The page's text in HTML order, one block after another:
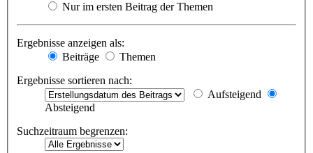
Nur im ersten Beitrag der Themen
Ergebnisse anzeigen als:
Beiträge
Themen
Ergebnisse sortieren nach:
Aufsteigend
Absteigend
Suchzeitraum begrenzen: